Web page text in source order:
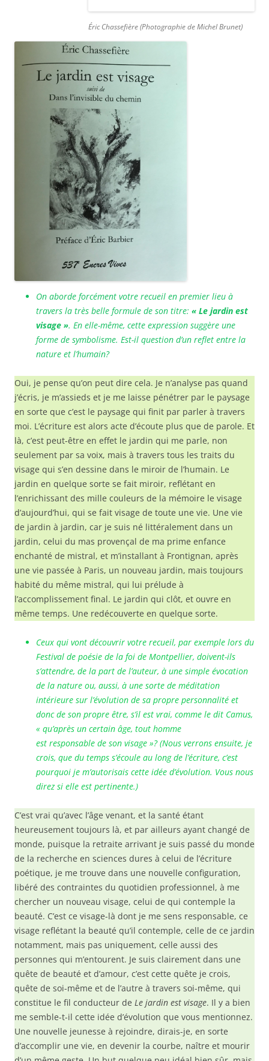
Éric Chassefière (Photographie de Michel Brunet)
On aborde forcément votre recueil en premier lieu à
travers la très belle formule de son titre: « Le jardin est
visage ». En elle-même, cette expression suggère une
forme de symbolisme. Est-il question d’un reflet entre la
nature et l’humain?
Oui, je pense qu’on peut dire cela. Je n’analyse pas quand
j’écris, je m’assieds et je me laisse pénétrer par le paysage
en sorte que c’est le paysage qui finit par parler à travers
moi. L’écriture est alors acte d’écoute plus que de parole. Et
là, c’est peut-être en effet le jardin qui me parle, non
seulement par sa voix, mais à travers tous les traits du
visage qui s’en dessine dans le miroir de l’humain. Le
jardin en quelque sorte se fait miroir, reflétant en
l’enrichissant des mille couleurs de la mémoire le visage
d’aujourd’hui, qui se fait visage de toute une vie. Une vie
de jardin à jardin, car je suis né littéralement dans un
jardin, celui du mas provençal de ma prime enfance
enchanté de mistral, et m’installant à Frontignan, après
une vie passée à Paris, un nouveau jardin, mais toujours
habité du même mistral, qui lui prélude à
l’accomplissement final. Le jardin qui clôt, et ouvre en
même temps. Une redécouverte en quelque sorte.
Ceux qui vont découvrir votre recueil, par exemple lors du
Festival de poésie de la foi de Montpellier, doivent-ils
s’attendre, de la part de l’auteur, à une simple évocation
de la nature ou, aussi, à une sorte de méditation
intérieure sur l’évolution de sa propre personnalité et
donc de son propre être, s’il est vrai, comme le dit Camus,
« qu’après un certain âge, tout homme
est responsable de son visage »? (Nous verrons ensuite, je
crois, que du temps s’écoule au long de l’écriture, c’est
pourquoi je m’autorisais cette idée d’évolution. Vous nous
direz si elle est pertinente.)
C’est vrai qu’avec l’âge venant, et la santé étant
heureusement toujours là, et par ailleurs ayant changé de
monde, puisque la retraite arrivant je suis passé du monde
de la recherche en sciences dures à celui de l’écriture
poétique, je me trouve dans une nouvelle configuration,
libéré des contraintes du quotidien professionnel, à me
chercher un nouveau visage, celui de qui contemple la
beauté. C’est ce visage-là dont je me sens responsable, ce
visage reflétant la beauté qu’il contemple, celle de ce jardin
notamment, mais pas uniquement, celle aussi des
personnes qui m’entourent. Je suis clairement dans une
quête de beauté et d’amour, c’est cette quête je crois,
quête de soi-même et de l’autre à travers soi-même, qui
constitue le fil conducteur de Le jardin est visage. Il y a bien
me semble-t-il cette idée d’évolution que vous mentionnez.
Une nouvelle jeunesse à rejoindre, dirais-je, en sorte
d’accomplir une vie, en devenir la courbe, naître et mourir